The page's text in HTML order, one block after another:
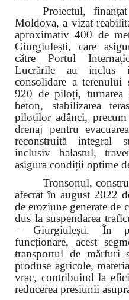
Proiectul,
Moldova, a vizat
aproximativ 400 de
Giurgiulești, care
către Portul
Lucrările au inclus
consolidare a
920 de piloți,
beton, stabilizarea
piloților adânci, precum
drenaj pentru
reconstruită integral
inclusiv balastul,
asigura condiții optime
Tronsonul,
afectat în august 2022
de eroziune generate de
dus la suspendarea
– Giurgiulești. În
funcționare, acest
transportul de mărfuri
produse agricole,
vrac, contribuind la
reducerea presiunii